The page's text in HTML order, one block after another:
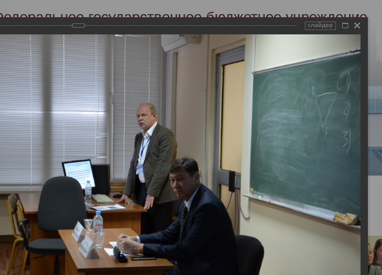
государственное бюджетное учреждение
центр судебно-медицинской экспертизы
России
Сегодня 7 августа 2026 года
деятельность Экспертиза Образование Издательство
съезд судебных медиков
съезд судебных медиков
года прошел VIII Всероссийский съезд судебных медиков с международным участием.
слайдер